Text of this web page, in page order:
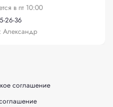
в пт 10:00
26-36
соглашение